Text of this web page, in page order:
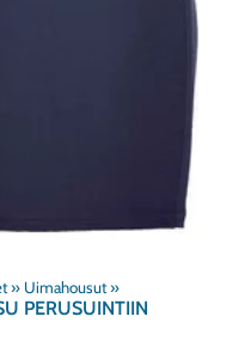
‪» Uimahousut‪»
PERUSUINTIIN